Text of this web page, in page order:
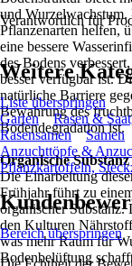
und Wurzelwachstum.
Pflanzenarten helfen,
eine bessere
des Bodens
besser verfügbar ist.
natürliche Barriere
Bewahrung des
Bodendegradation ist.
Organische
Die Einarbeitung
Frühjahr führt zu
organischer
den Kulturen
was mehr Raum für
Bodenbelüftung
Verantwortlich für
Weitere
Liste überspringen
Garten
Rasen &
Rasensamen
Samen
Anzuchttöpfe &
Pflanzkartoffeln,
Bereich überspringen